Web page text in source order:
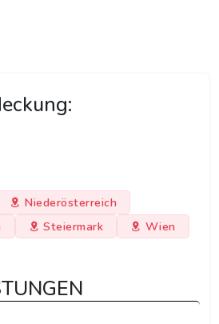
Niederösterreich
Steiermark Wien